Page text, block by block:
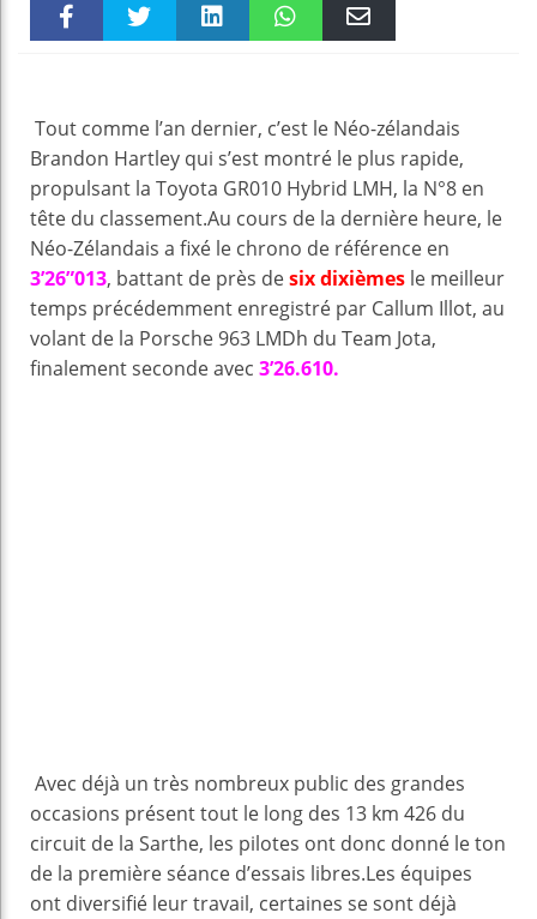
pt
Tout comme l’an dernier, c’est le Néo-zélandais
Brandon Hartley qui s’est montré le plus rapide,
propulsant la Toyota GR010 Hybrid LMH, la N°8 en
tête du classement.Au cours de la dernière heure, le
Néo-Zélandais a fixé le chrono de référence en
3’26”013, battant de près desix dixièmes le meilleur
temps précédemment enregistré par Callum Illot, au
volant de la Porsche 963 LMDh du Team Jota,
finalement seconde avec 3’26.610.
Avec déjà un très nombreux public des grandes
occasions présent tout le long des 13 km 426 du
circuit de la Sarthe, les pilotes ont donc donné le ton
de la première séance d’essais libres.Les équipes
ont diversifié leur travail, certaines se sont déjà